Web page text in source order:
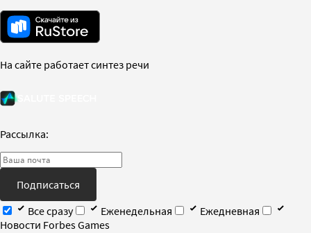
На сайте работает синтез речи
Рассылка:
Подписаться
Все сразу
Еженедельная
Ежедневная
Новости Forbes Games